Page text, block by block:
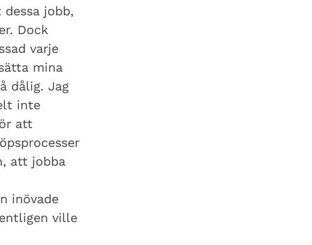
jobb,
Dock
varje
mina
dålig. Jag
inte
att
att jobba
inövade
ville